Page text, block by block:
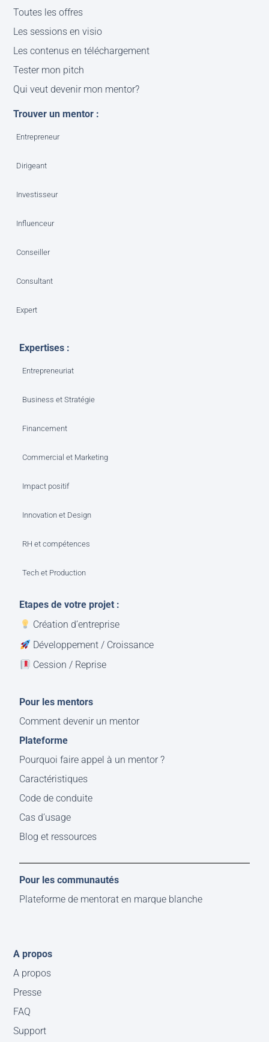
Toutes les offres
Les sessions en visio
Les contenus en téléchargement
Tester mon pitch
Qui veut devenir mon mentor?
Trouver un mentor :
Entrepreneur
Dirigeant
Investisseur
Influenceur
Conseiller
Consultant
Expert
Expertises :
Entrepreneuriat
Business et Stratégie
Financement
Commercial et Marketing
Impact positif
Innovation et Design
RH et compétences
Tech et Production
Etapes de votre projet :
Création d’entreprise
Développement / Croissance
Cession / Reprise
Pour les mentors
Comment devenir un mentor
Plateforme
Pourquoi faire appel à un mentor ?
Caractéristiques
Code de conduite
Cas d’usage
Blog et ressources
Pour les communautés
Plateforme de mentorat en marque blanche
A propos
A propos
Presse
FAQ
Support